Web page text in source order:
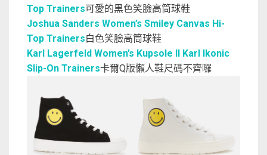
Top Trainers可愛的黑色笑臉高筒球鞋
Joshua Sanders Women’s Smiley Canvas Hi-
Top Trainers白色笑臉高筒球鞋
Karl Lagerfeld Women’s Kupsole II Karl Ikonic
Slip-On Trainers卡爾Q版懶人鞋尺碼不齊囉